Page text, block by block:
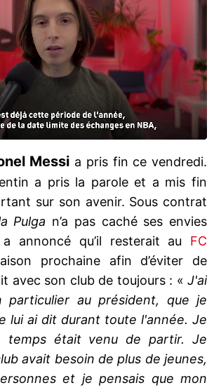
Messi a pris fin ce vendredi.
a pris la parole et a mis fin
sur son avenir. Sous contrat
Pulga n’a pas caché ses envies
a annoncé qu’il resterait au FC
prochaine afin d’éviter de
avec son club de toujours : « J'ai
au président, que je
lui ai dit durant toute l'année. Je
temps était venu de partir. Je
avait besoin de plus de jeunes,
et je pensais que mon